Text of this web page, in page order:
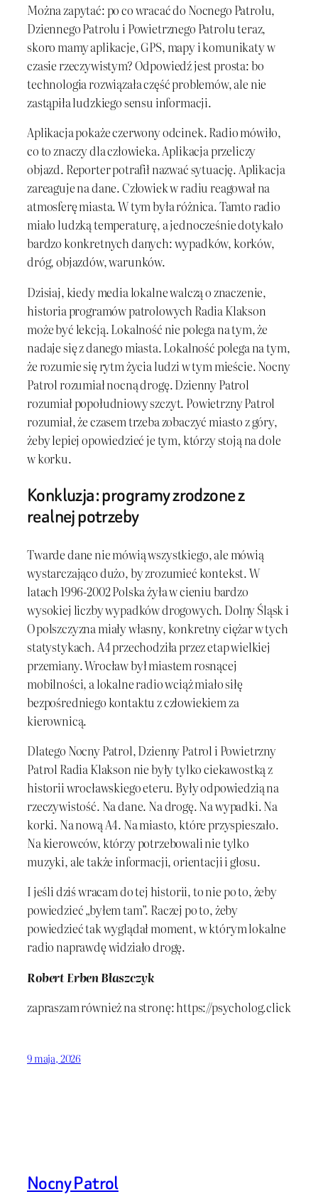
Można zapytać: po co wracać do Nocnego Patrolu,
Dziennego Patrolu i Powietrznego Patrolu teraz,
skoro mamy aplikacje, GPS, mapy i komunikaty w
czasie rzeczywistym? Odpowiedź jest prosta: bo
technologia rozwiązała część problemów, ale nie
zastąpiła ludzkiego sensu informacji.
Aplikacja pokaże czerwony odcinek. Radio mówiło,
co to znaczy dla człowieka. Aplikacja przeliczy
objazd. Reporter potrafił nazwać sytuację. Aplikacja
zareaguje na dane. Człowiek w radiu reagował na
atmosferę miasta. W tym była różnica. Tamto radio
miało ludzką temperaturę, a jednocześnie dotykało
bardzo konkretnych danych: wypadków, korków,
dróg, objazdów, warunków.
Dzisiaj, kiedy media lokalne walczą o znaczenie,
historia programów patrolowych Radia Klakson
może być lekcją. Lokalność nie polega na tym, że
nadaje się z danego miasta. Lokalność polega na tym,
że rozumie się rytm życia ludzi w tym mieście. Nocny
Patrol rozumiał nocną drogę. Dzienny Patrol
rozumiał popołudniowy szczyt. Powietrzny Patrol
rozumiał, że czasem trzeba zobaczyć miasto z góry,
żeby lepiej opowiedzieć je tym, którzy stoją na dole
w korku.
Konkluzja: programy zrodzone z
realnej potrzeby
Twarde dane nie mówią wszystkiego, ale mówią
wystarczająco dużo, by zrozumieć kontekst. W
latach 1996-2002 Polska żyła w cieniu bardzo
wysokiej liczby wypadków drogowych. Dolny Śląsk i
Opolszczyzna miały własny, konkretny ciężar w tych
statystykach. A4 przechodziła przez etap wielkiej
przemiany. Wrocław był miastem rosnącej
mobilności, a lokalne radio wciąż miało siłę
bezpośredniego kontaktu z człowiekiem za
kierownicą.
Dlatego Nocny Patrol, Dzienny Patrol i Powietrzny
Patrol Radia Klakson nie były tylko ciekawostką z
historii wrocławskiego eteru. Były odpowiedzią na
rzeczywistość. Na dane. Na drogę. Na wypadki. Na
korki. Na nową A4. Na miasto, które przyspieszało.
Na kierowców, którzy potrzebowali nie tylko
muzyki, ale także informacji, orientacji i głosu.
I jeśli dziś wracam do tej historii, to nie po to, żeby
powiedzieć „byłem tam”. Raczej po to, żeby
powiedzieć tak wyglądał moment, w którym lokalne
radio naprawdę widziało drogę.
Robert Erben Błaszczyk
zapraszam również na stronę: https://psycholog.click
9 maja, 2026
Nocny Patrol